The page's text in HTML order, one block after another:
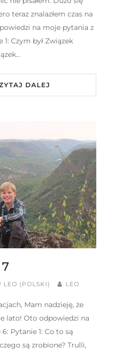
teraz znalazłem czas na
na moje pytania z
1: Czym był Związek
DALEJ
LEO (POLSKI) LEO
Mam nadzieję, że
lato! Oto odpowiedzi na
Pytanie 1: Co to są
są zrobione? Trulli,